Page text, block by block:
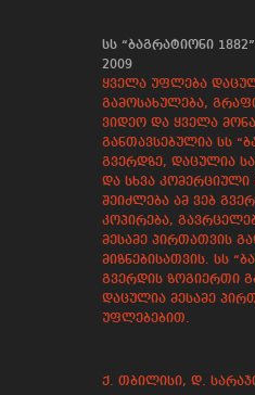
სს “ბაგრატიონი
2009
ყველა უფლება
გამოსახულება,
ვიდეო და ყველა
განთავსებულია სს
გვერდზე, დაცულია
და სხვა
შეიძლება ამ ვებ
კოპირება,
მესამე პირთათვის
მიზნებისათვის. სს
გვერდის ზოგიერთი
დაცულია მესამე
უფლებებით.
ქ. თბილისი, დ.